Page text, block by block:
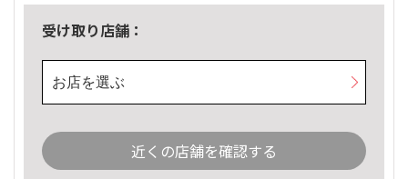
受け取り店舗：
お店を選ぶ
近くの店舗を確認する